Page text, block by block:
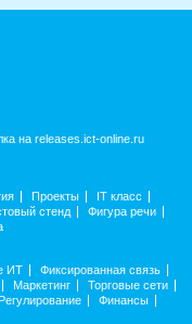
на releases.ict-online.ru
Проекты
IT класс
стенд
Фигура речи
ИТ
Фиксированная связь
Маркетинг
Торговые сети
Финансы